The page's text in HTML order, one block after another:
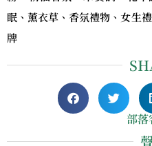
眠、薰衣草、香氛禮物、女生
牌
部落